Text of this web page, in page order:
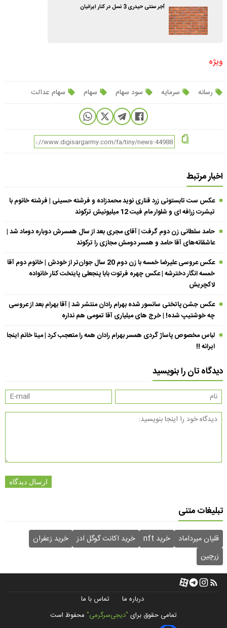
آجر سنتی حیدری 3 نسل در کنار ایرانیان
ویژه
رسانه سرمایه سود سهام سهام سهام عدالت
اخبار مرتبط
عکس ست تابستونی زرد قناری نوید محمدزاده و فرشته حسینی | فرشته خانوم با
تیشرت زرافه ای و شلوار مام فیت 12 میلیونیش ترکوند
حامد سلطانی زن دوم گرفت | آقای مجری بعد از سال همسرش دوباره دوماد شد |
عاشقانه‌های آقا حامد و همسر دومش مجازی را ترکوند
عکس عروسی علیرضا خمسه با زن دوم 20 سال جوان‌تر از خودش | خانوم دوم آقا
خمسه انگار دخترشه | عکس چهره فرتوت بابا پنجعلی پایتخت کنار خانواده
لاکچریش
عکس جشن پاتختی سانسور شده بهرام رادان منتشر شد | آقا بهرام بعد از عروسی
چه خوشتیپ شده! | خرج های میلیاری آقا تمومی هم نداره
لباس مخصوص پاساژ گردی همسر بهرام رادان همه را متعجب کرد | مینا خانم اینجا
ایرانه !!
دیدگاه تان را بنویسید
ارسال دیدگاه
تبلیغات متنی
قلیان میرداماد خرید nft خرید اکانت گوگل ادز
خرید زعفران
زرچین
درباره ما
تماس با ما
تمامی حقوق برای "دیجی‌سرگرمی" محفوظ است